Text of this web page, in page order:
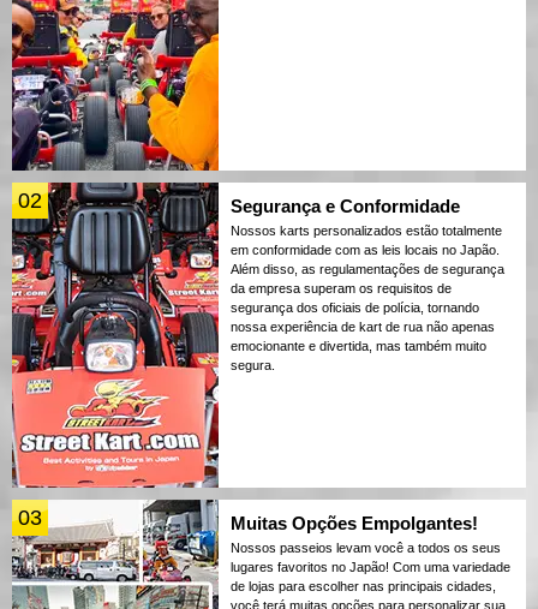
02 Segurança e Conformidade
Nossos karts personalizados estão totalmente
em conformidade com as leis locais no Japão.
Além disso, as regulamentações de segurança
da empresa superam os requisitos de
segurança dos oficiais de polícia, tornando
nossa experiência de kart de rua não apenas
emocionante e divertida, mas também muito
segura.
03 Muitas Opções Empolgantes!
Nossos passeios levam você a todos os seus
lugares favoritos no Japão! Com uma variedade
de lojas para escolher nas principais cidades,
você terá muitas opções para personalizar sua